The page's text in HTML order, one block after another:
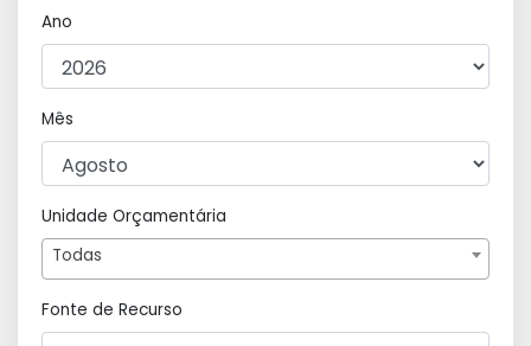
Ano
Mês
Unidade Orçamentária
Todas
Fonte de Recurso